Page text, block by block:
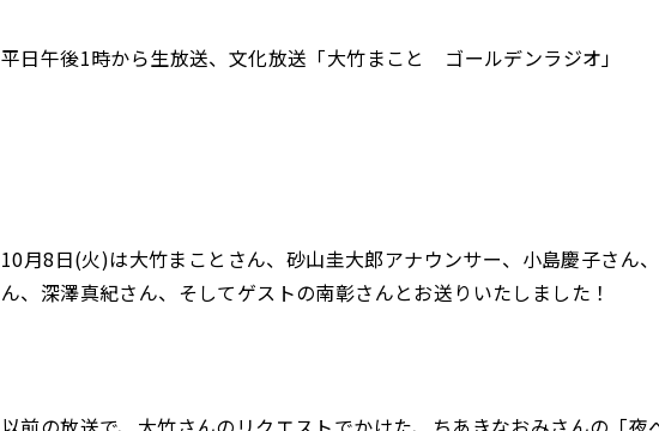
平日午後1時から生放送、文化放送「大竹まこと ゴールデンラジオ」
10月8日(火)は大竹まことさん、砂山圭大郎アナウンサー、小島慶子さん
ん、深澤真紀さん、そしてゲストの南彰さんとお送りいたしました！